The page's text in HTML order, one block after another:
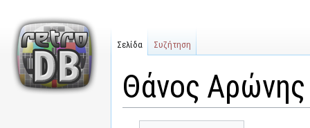
Θάνος Αρώνης
Σελίδα Συζήτηση